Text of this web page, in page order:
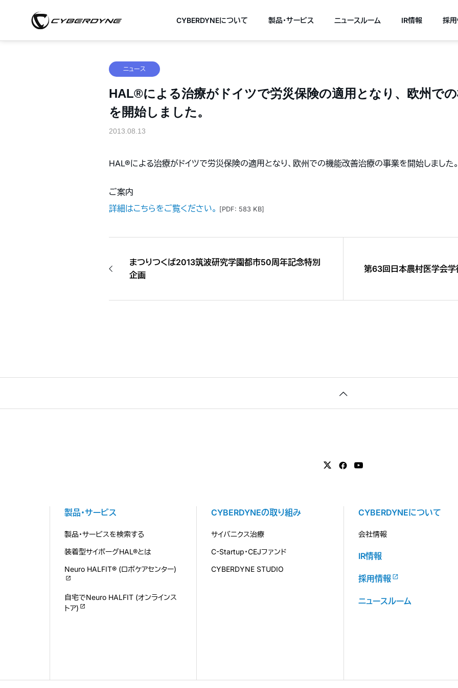
CYBERDYNEについて 製品・サービス ニュースルーム IR情報 採
ニュース
HAL®による治療がドイツで労災保険の適用となり、欧州で
を開始しました。
2013.08.13
HAL®による治療がドイツで労災保険の適用となり、欧州での機能改善治療の事業を開始しました
ご案内
詳細はこちらをご覧ください。
[PDF: 583 KB]
まつりつくば2013筑波研究学園都市50周年記念特別
企画
第63回日本農村医学会学
製品・サービス
製品・サービスを検索する
装着型サイボーグHAL®とは
Neuro HALFIT® (ロボケアセンター)
自宅でNeuro HALFIT (オンラインス
トア)
CYBERDYNEの取り組み
サイバニクス治療
C-Startup・CEJファンド
CYBERDYNE STUDIO
CYBERDYNEについて
会社情報
IR情報
採用情報
ニュースルーム